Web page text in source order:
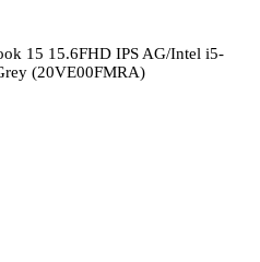
15 15.6FHD IPS AG/Intel i5-
(20VE00FMRA)